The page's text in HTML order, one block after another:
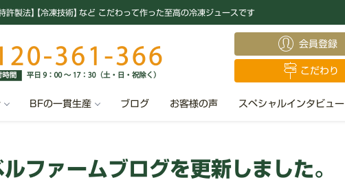
許製法】【冷凍技術】など こだわって作った至高の冷凍ジュースです
会員登録
こだわり
BFの一貫生産 ブログ お客様の声 スペシャルインタビュー
ルファームブログを更新しました。